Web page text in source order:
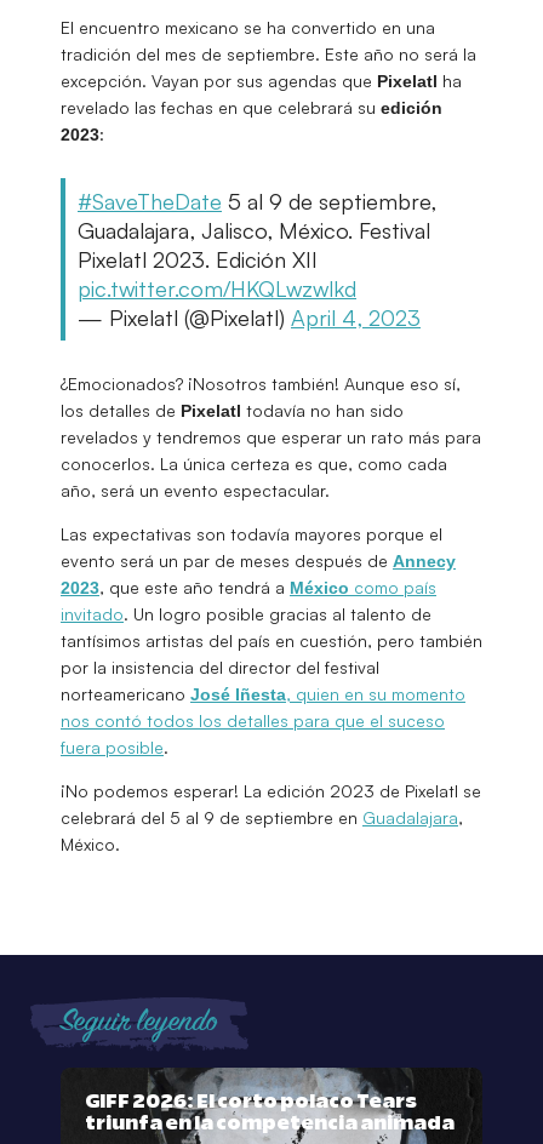
El encuentro mexicano se ha convertido en una
tradición del mes de septiembre. Este año no será la
excepción. Vayan por sus agendas que Pixelatl ha
revelado las fechas en que celebrará su edición
2023:
#SaveTheDate 5 al 9 de septiembre,
Guadalajara, Jalisco, México. Festival
Pixelatl 2023. Edición XII
pic.twitter.com/HKQLwzwlkd
— Pixelatl (@Pixelatl) April 4, 2023
¿Emocionados? ¡Nosotros también! Aunque eso sí,
los detalles de Pixelatl todavía no han sido
revelados y tendremos que esperar un rato más para
conocerlos. La única certeza es que, como cada
año, será un evento espectacular.
Las expectativas son todavía mayores porque el
evento será un par de meses después de Annecy
2023, que este año tendrá a México como país
invitado. Un logro posible gracias al talento de
tantísimos artistas del país en cuestión, pero también
por la insistencia del director del festival
norteamericano José Iñesta, quien en su momento
nos contó todos los detalles para que el suceso
fuera posible.
¡No podemos esperar! La edición 2023 de Pixelatl se
celebrará del 5 al 9 de septiembre en Guadalajara,
México.
Seguir leyendo
GIFF 2026: El corto polaco Tears
triunfa en la competencia animada